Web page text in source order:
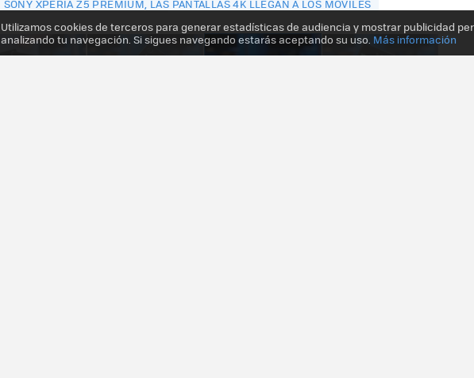
SONY XPERIA Z5 PREMIUM, LAS PANTALLAS 4K LLEGAN A LOS MÓVILES
Utilizamos cookies de terceros para generar estadísticas de audiencia y mostrar publicidad
analizando tu navegación. Si sigues navegando estarás aceptando su uso. Más información